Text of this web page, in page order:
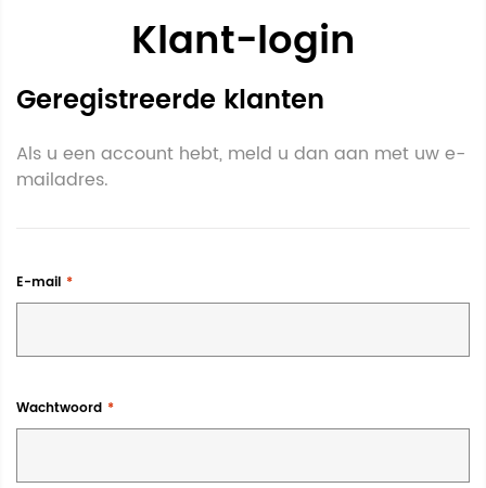
Klant-login
Geregistreerde klanten
Als u een account hebt, meld u dan aan met uw e-
mailadres.
E-mail
Wachtwoord